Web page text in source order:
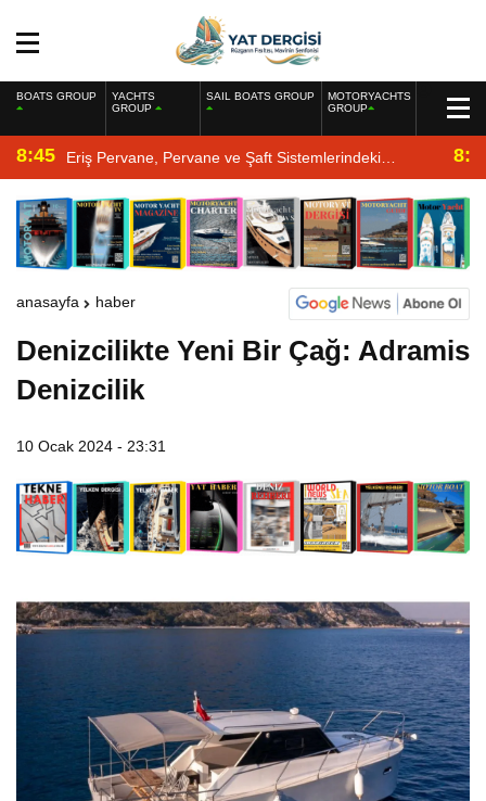
BOATS GROUP
YACHTS
GROUP
SAIL BOATS GROUP
MOTORYACHTS
GROUP
8:45 Eriş Pervane, Pervane ve Şaft Sistemlerindeki
Uzmanlığıyla Yat Dergisi’nde
anasayfa haber
Denizcilikte Yeni Bir Çağ: Adramis
Denizcilik
10 Ocak 2024 - 23:31